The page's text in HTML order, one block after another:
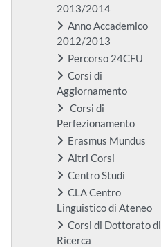
2013/2014
Anno Accademico
2012/2013
Percorso 24CFU
Corsi di
Aggiornamento
Corsi di
Perfezionamento
Erasmus Mundus
Altri Corsi
Centro Studi
CLA Centro
Linguistico di Ateneo
Corsi di Dottorato di
Ricerca